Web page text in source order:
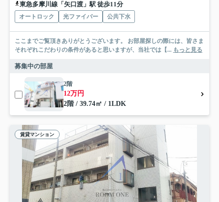
東急多摩川線「矢口渡」駅 徒歩11分
オートロック 光ファイバー 公共下水
ここまでご覧頂きありがとうございます。 お部屋探しの際には、皆さま
それぞれこだわりの条件があると思いますが、当社では【... もっと見る
募集中の部屋
2階
12万円
2階 / 39.74㎡ / 1LDK
賃貸マンション